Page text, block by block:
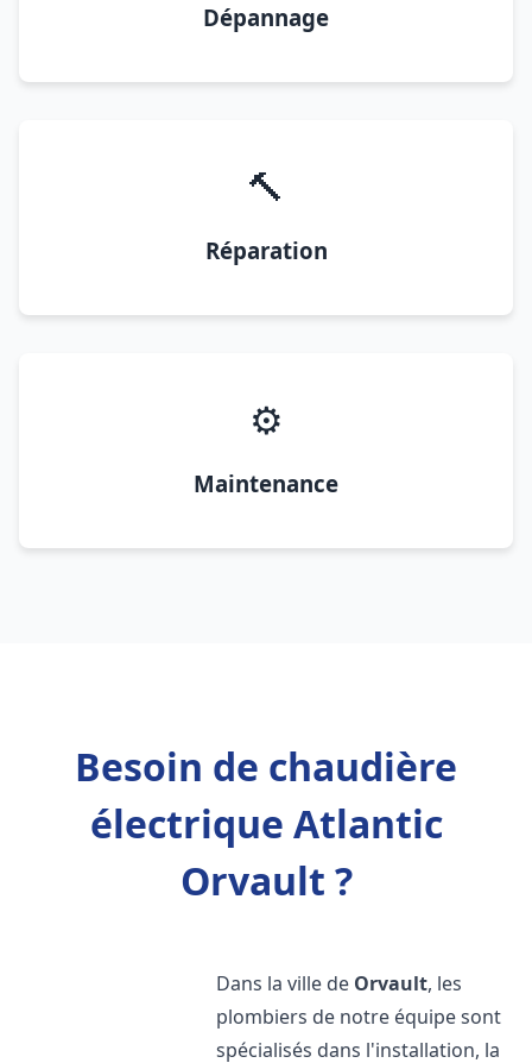
Dépannage
🔨
Réparation
⚙️
Maintenance
Besoin de chaudière
électrique Atlantic
Orvault ?
Dans la ville de Orvault, les
plombiers de notre équipe sont
spécialisés dans l'installation, la